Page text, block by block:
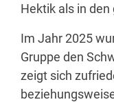
Hektik als in
Im Jahr 2025
Gruppe den
zeigt sich